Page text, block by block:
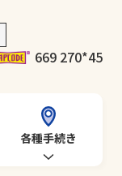
669 270*45
各種手続き